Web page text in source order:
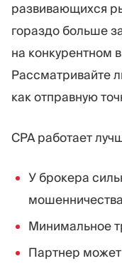
развивающихся
гораздо больше
на конкурентном
Рассматривайте
как отправную
CPA работает
У брокера
мошенничества
Минимальное
Партнер может